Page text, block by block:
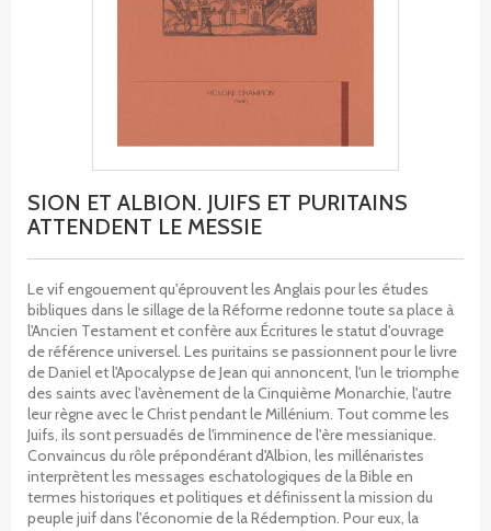
SION ET ALBION. JUIFS ET PURITAINS
ATTENDENT LE MESSIE
Le vif engouement qu'éprouvent les Anglais pour les études
bibliques dans le sillage de la Réforme redonne toute sa place à
l'Ancien Testament et confère aux Écritures le statut d'ouvrage
de référence universel. Les puritains se passionnent pour le livre
de Daniel et l'Apocalypse de Jean qui annoncent, l'un le triomphe
des saints avec l'avènement de la Cinquième Monarchie, l'autre
leur règne avec le Christ pendant le Millénium. Tout comme les
Juifs, ils sont persuadés de l'imminence de l'ère messianique.
Convaincus du rôle prépondérant d'Albion, les millénaristes
interprètent les messages eschatologiques de la Bible en
termes historiques et politiques et définissent la mission du
peuple juif dans l'économie de la Rédemption. Pour eux, la